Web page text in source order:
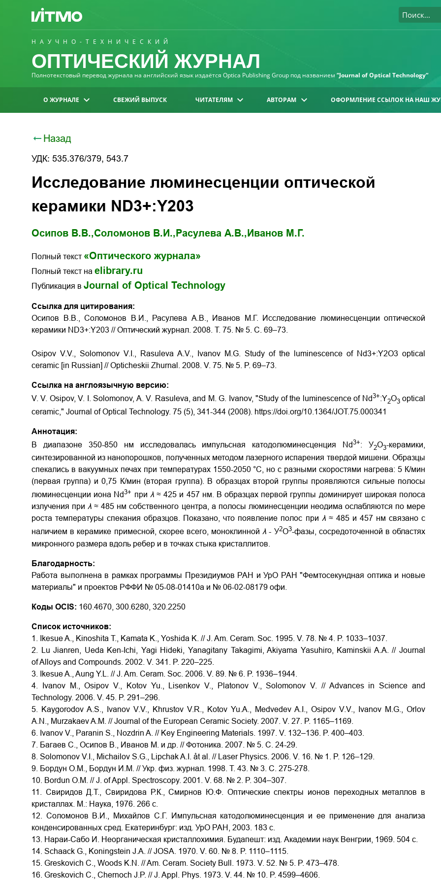
НАУЧНО-ТЕХНИЧЕСКИЙ
ОПТИЧЕСКИЙ ЖУРНАЛ
Полнотекстовый перевод журнала на английский язык издаётся Optica Publishing Group под названием “Journal of Optical Technology“
О ЖУРНАЛЕ СВЕЖИЙ ВЫПУСК ЧИТАТЕЛЯМ АВТОРАМ ОФОРМЛЕНИЕ ССЫЛОК НА НАШ
Назад
УДК: 535.376/379, 543.7
Исследование люминесценции оптической
керамики ND3+:Y203
Осипов В.В.,Соломонов В.И., Расулева А.В., Иванов М.Г.
Полный текст «Оптического журнала»
Полный текст на elibrary.ru
Публикация в Journal of Optical Technology
Ссылка для цитирования:
Осипов В.В., Соломонов В.И., Расулева А.В., Иванов М.Г. Исследование люминесценции оптической
керамики ND3+:Y203 // Оптический журнал. 2008. Т. 75. № 5. С. 69–73.
Osipov V.V., Solomonov V.I., Rasuleva A.V., Ivanov M.G. Study of the luminescence of Nd3+:Y2O3 optical
ceramic [in Russian] // Opticheskii Zhurnal. 2008. V. 75. № 5. P. 69–73.
Ссылка на англоязычную версию:
V. V. Osipov, V. I. Solomonov, A. V. Rasuleva, and M. G. Ivanov, "Study of the luminescence of Nd3+:Y2O3optical
ceramic," Journal of Optical Technology. 75 (5), 341-344 (2008). https://doi.org/10.1364/JOT.75.000341
Аннотация:
В диапазоне 350-850 нм исследовалась импульсная катодолюминесценция Nd3+: У2O3-керамики,
синтезированной из нанопорошков, полученных методом лазерного испарения твердой мишени. Образцы
спекались в вакуумных печах при температурах 1550-2050 °С, но с разными скоростями нагрева: 5 К/мин
(первая группа) и 0,75 К/мин (вторая группа). В образцах второй группы проявляются сильные полосы
люминесценции иона Nd3+ при λ ≈ 425 и 457 нм. В образцах первой группы доминирует широкая полоса
излучения при λ≈ 485 нм собственного центра, а полосы люминесценции неодима ослабляются по мере
роста температуры спекания образцов. Показано, что появление полос при λ ≈ 485 и 457 нм связано с
наличием в керамике примесной, скорее всего, моноклиннойλ- У2O3-фазы, сосредоточенной в областях
микронного размера вдоль ребер и в точках стыка кристаллитов.
Благодарность:
Работа выполнена в рамках программы Президиумов РАН и УрО РАН "Фемтосекундная оптика и новые
материалы" и проектов РФФИ № 05-08-01410а и № 06-02-08179 офи.
Коды OCIS: 160.4670, 300.6280, 320.2250
Список источников:
1. Ikesue A., Kinoshita T., Kamata K., Yoshida K. // J. Am. Ceram. Soc. 1995. V. 78. № 4. P. 1033–1037.
2. Lu Jianren, Ueda Ken-Ichi, Yagi Hideki, Yanagitany Takagimi, Akiyama Yasuhiro, Kaminskii A.A. // Journal
of Alloys and Compounds. 2002. V. 341. P. 220–225.
3. Ikesue A., Aung Y.L. // J. Am. Ceram. Soc. 2006. V. 89. № 6. P. 1936–1944.
4. Ivanov M., Osipov V., Kotov Yu., Lisenkov V., Platonov V., Solomonov V. // Advances in Science and
Technology. 2006. V. 45. P. 291–296.
5. Kaygorodov A.S., Ivanov V.V., Khrustov V.R., Kotov Yu.A., Medvedev A.I., Osipov V.V., Ivanov M.G., Orlov
A.N., Murzakaev A.M. // Journal of the European Ceramic Society. 2007. V. 27. P. 1165–1169.
6. Ivanov V., Paranin S., Nozdrin A. // Key Engineering Materials. 1997. V. 132–136. P. 400–403.
7. Багаев С., Осипов В., Иванов М. и др. // Фотоника. 2007. № 5. С. 24-29.
8. Solomonov V.I., Michailov S.G., Lipchak A.I. åt al. // Laser Physics. 2006. V. 16. № 1. P. 126–129.
9. Бордун О.М., Бордун И.М. // Укр. физ. журнал. 1998. Т. 43. № 3. С. 275-278.
10. Bordun O.M. // J. of Appl. Spectroscopy. 2001. V. 68. № 2. P. 304–307.
11. Свиридов Д.Т., Свиридова Р.К., Смирнов Ю.Ф. Оптические спектры ионов переходных металлов в
кристаллах. М.: Наука, 1976. 266 с.
12. Соломонов В.И., Михайлов С.Г. Импульсная катодолюминесценция и ее применение для анализа
конденсированных сред. Екатеринбург: изд. УрО РАН, 2003. 183 с.
13. Нараи-Сабо И. Неорганическая кристаллохимия. Будапешт: изд. Академии наук Венгрии, 1969. 504 с.
14. Schaack G., Koningstein J.A. // JOSA. 1970. V. 60. № 8. P. 1110–1115.
15. Greskovich C., Woods K.N. // Am. Ceram. Society Bull. 1973. V. 52. № 5. P. 473–478.
16. Greskovich C., Chernoch J.P. // J. Appl. Phys. 1973. V. 44. № 10. P. 4599–4606.